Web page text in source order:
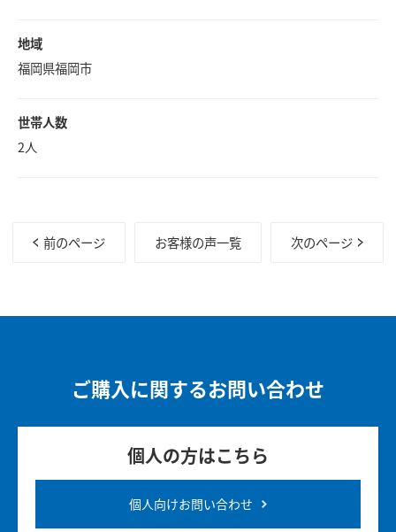
地域
福岡県福岡市
世帯人数
2人
前のページ お客様の声一覧 次のページ
ご購入に関するお問い合わせ
個人の方はこちら
個人向けお問い合わせ